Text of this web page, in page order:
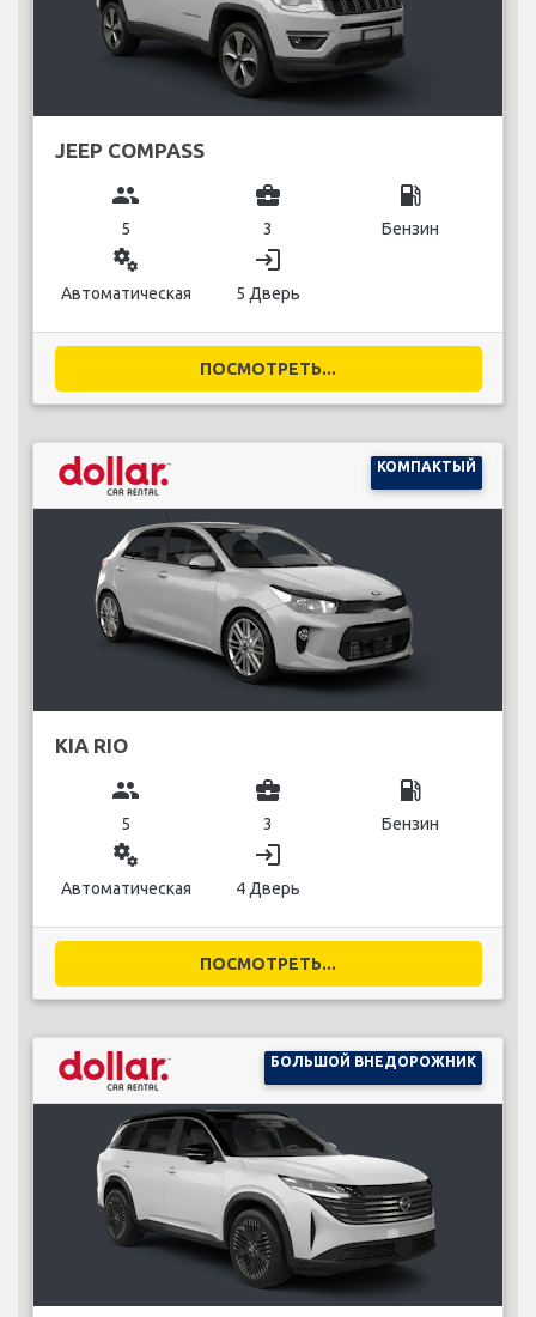
JEEP COMPASS
group
5
business_center
3
local_gas_station
Бензин
miscellaneous_services
Автоматическая
login
5 Дверь
ПОСМОТРЕТЬ...
КОМПАКТЫЙ
KIA RIO
group
5
business_center
3
local_gas_station
Бензин
miscellaneous_services
Автоматическая
login
4 Дверь
ПОСМОТРЕТЬ...
БОЛЬШОЙ ВНЕДОРОЖНИК